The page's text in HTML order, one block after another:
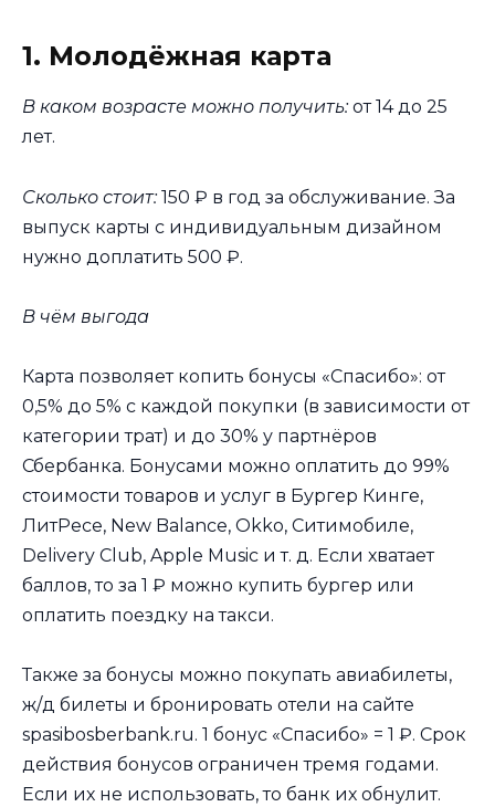
1. Молодёжная карта
В каком возрасте можно получить:от 14 до 25
лет.
Сколько стоит:150 ₽ в год за обслуживание. За
выпуск карты с индивидуальным дизайном
нужно доплатить 500 ₽.
В чём выгода
Карта позволяет копить бонусы «Спасибо»: от
0,5% до 5% с каждой покупки (в зависимости от
категории трат) и до 30% у партнёров
Сбербанка. Бонусами можно оплатить до 99%
стоимости товаров и услуг в Бургер Кинге,
ЛитРесе, New Balance, Okko, Ситимобиле,
Delivery Club, Apple Music и т. д. Если хватает
баллов, то за 1 ₽ можно купить бургер или
оплатить поездку на такси.
Также за бонусы можно покупать авиабилеты,
ж/д билеты и бронировать отели на сайте
spasibosberbank.ru. 1 бонус «Спасибо» = 1 ₽. Срок
действия бонусов ограничен тремя годами.
Если их не использовать, то банк их обнулит.